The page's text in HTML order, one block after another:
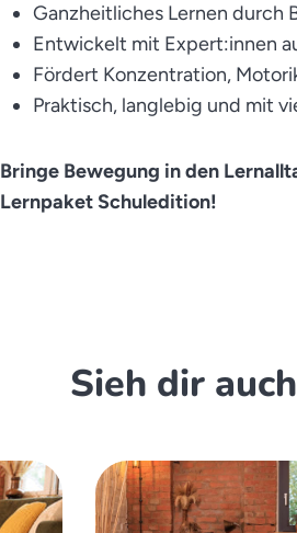
Ganzheitliches Lernen durch
Entwickelt mit Expert:innen
Fördert Konzentration,
Praktisch, langlebig und mit
Bringe Bewegung in den
Lernpaket Schuledition!
Sieh dir